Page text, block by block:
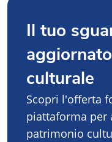
Il tuo
culturale
Scopri l'offerta
piattaforma per
patrimonio